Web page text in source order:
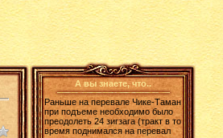
А вы знаете, что..
Раньше на перевале Чике-Таман
при подъеме необходимо было
преодолеть 24 зигзага (тракт в то
время поднимался на перевал